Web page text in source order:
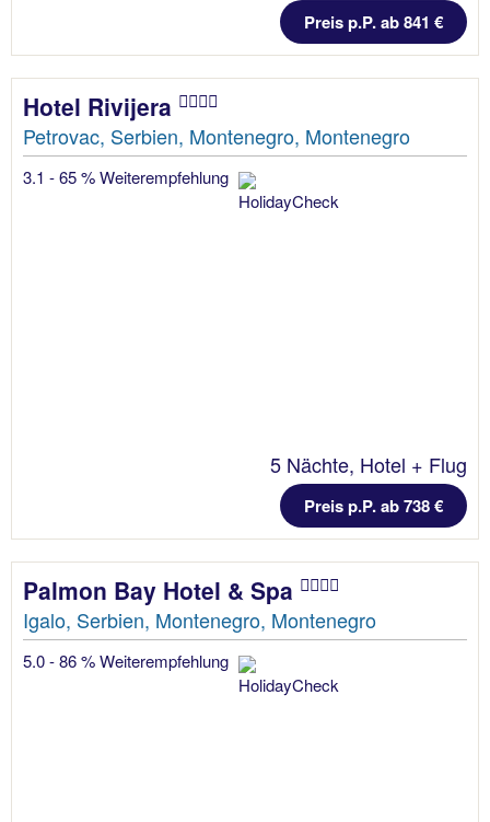
Preis p.P. ab 841 €
Hotel Rivijera
Petrovac, Serbien, Montenegro, Montenegro
3.1 - 65 % Weiterempfehlung
5 Nächte, Hotel + Flug
Preis p.P. ab 738 €
Palmon Bay Hotel & Spa
Igalo, Serbien, Montenegro, Montenegro
5.0 - 86 % Weiterempfehlung